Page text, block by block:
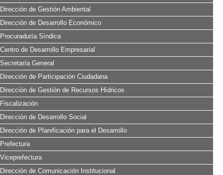
Dirección de Gestión Ambiental
Dirección de Desarrollo Económico
Procuraduría Síndica
Centro de Desarrollo Empresarial
Secretaría General
Dirección de Participación Ciudadana
Dirección de Gestión de Recursos Hídricos
Fiscalización
Dirección de Desarrollo Social
Dirección de Planificación para el Desarrollo
Prefectura
Viceprefectura
Dirección de Comunicación Institucional